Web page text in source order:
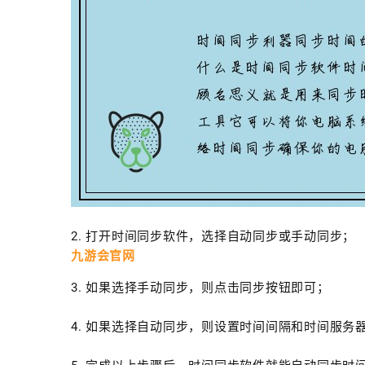
2. 打开时间同步软件，选择自动同步或手动同步；
九游会官网
3. 如果选择手动同步，则点击同步按钮即可；
4. 如果选择自动同步，则设置时间间隔和时间服务